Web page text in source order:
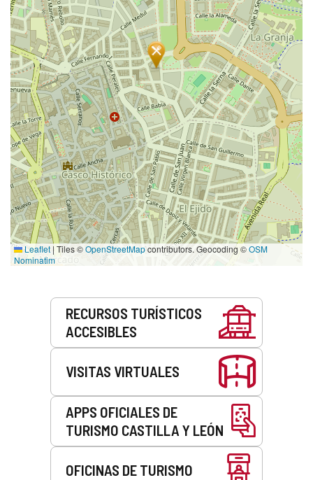
Leaflet |Tiles ©OpenStreetMapcontributors. Geocoding ©OSM
Nominatim
RECURSOS TURÍSTICOS
ACCESIBLES
VISITAS VIRTUALES
APPS OFICIALES DE
TURISMO CASTILLA Y LEÓN
OFICINAS DE TURISMO